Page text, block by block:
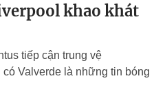
khao khát
tiếp cận trung vệ
Valverde là những tin bóng